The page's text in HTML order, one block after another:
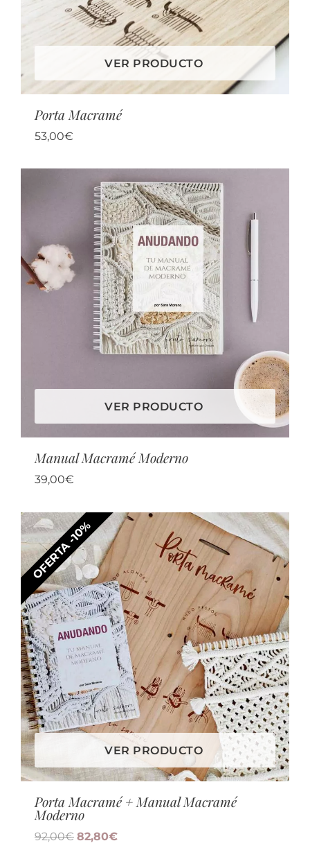
VER PRODUCTO
Porta Macramé
53,00€
VER PRODUCTO
Manual Macramé Moderno
39,00€
OFERTA -10%
VER PRODUCTO
Porta Macramé + Manual Macramé
Moderno
92,00€ 82,80€